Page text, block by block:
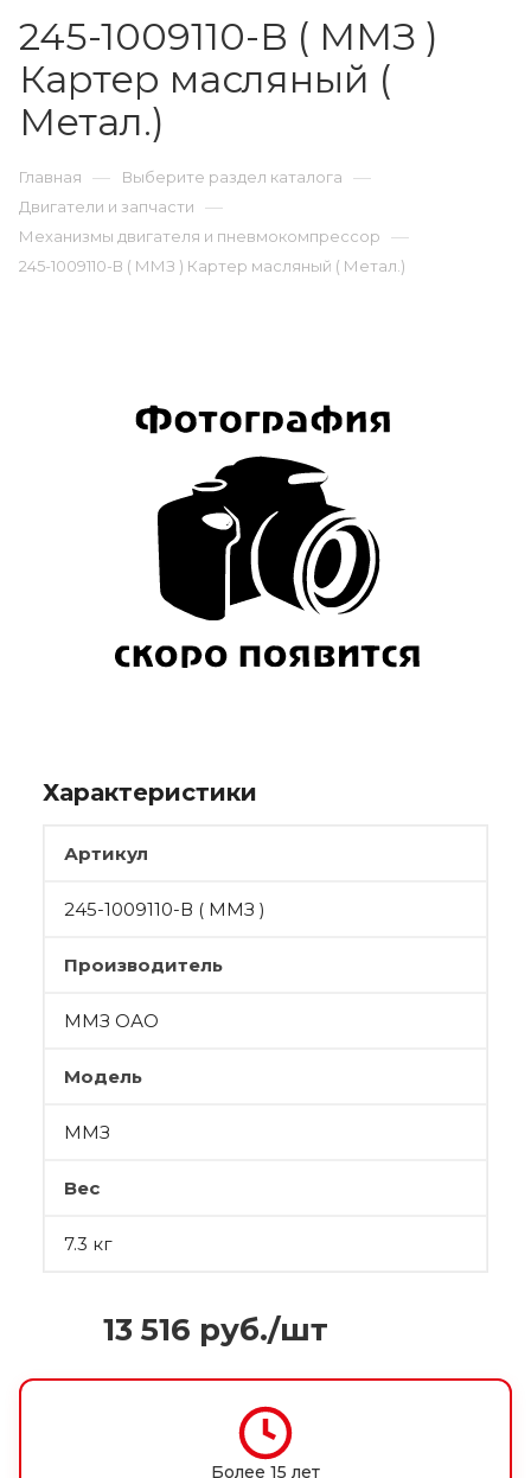
245-1009110-В ( ММЗ )
Картер масляный (
Метал.)
Главная — Выберите раздел каталога —
Двигатели и запчасти —
Механизмы двигателя и пневмокомпрессор —
245-1009110-В ( ММЗ ) Картер масляный ( Метал.)
Характеристики
Артикул
245-1009110-В ( ММЗ )
Производитель
ММЗ ОАО
Модель
ММЗ
Вес
7.3 кг
13 516 руб./шт
Более 15 лет